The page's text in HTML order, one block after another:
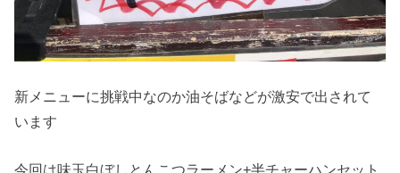
新メニューに挑戦中なのか油そばなどが激安で出されて
います
今回は味玉白ぼしとんこつラーメン+半チャーハンセット